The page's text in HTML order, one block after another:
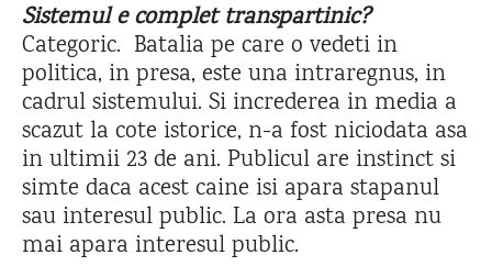
Sistemul e complet transpartinic?
Categoric. Batalia pe care o vedeti in
politica, in presa, este una intraregnus, in
cadrul sistemului. Si increderea in media a
scazut la cote istorice, n-a fost niciodata asa
in ultimii 23 de ani. Publicul are instinct si
simte daca acest caine isi apara stapanul
sau interesul public. La ora asta presa nu
mai apara interesul public.